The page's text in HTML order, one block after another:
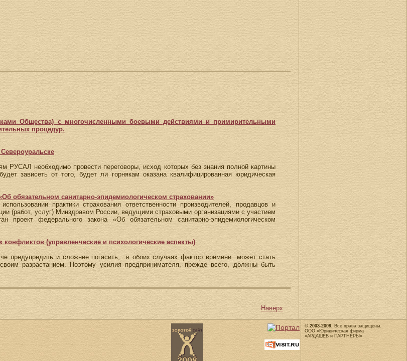
Общества) с многочисленными боевыми действиями и примирительными
процедур.
РУСАЛ необходимо провести переговоры, исход которых без знания полной картины
зависеть от того, будет ли горнякам оказана квалифицированная юридическая
обязательном санитарно-эпидемиологическом страховании»
практики страхования ответственности производителей, продавцов и
(работ, услуг) Минздравом России, ведущими страховыми организациями с участием
проект федерального закона «Об обязательном санитарно-эпидемиологическом
конфликтов (управленческие и психологические аспекты)
предупредить и сложнее погасить, в обоих случаях фактор времени может стать
разрастанием. Поэтому усилия предпринимателя, прежде всего, должны быть
Наверх
© 2003-2009. Все права защищены.
ООО «Юридическая фирма
«АРДАШЕВ и ПАРТНЕРЫ»